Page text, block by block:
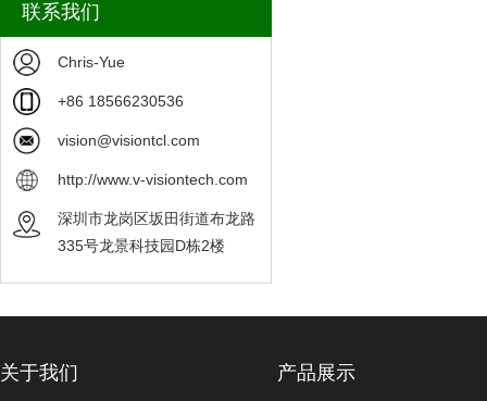
联系我们
Chris-Yue
+86 18566230536
vision@visiontcl.com
http://www.v-visiontech.com
深圳市龙岗区坂田街道布龙路
335号龙景科技园D栋2楼
关于我们 产品展示